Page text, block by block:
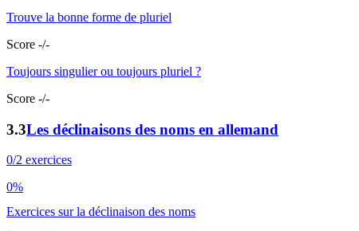
Trouve la bonne forme de pluriel
Score -/-
Toujours singulier ou toujours pluriel ?
Score -/-
3.3Les déclinaisons des noms en allemand
0/2 exercices
0%
Exercices sur la déclinaison des noms